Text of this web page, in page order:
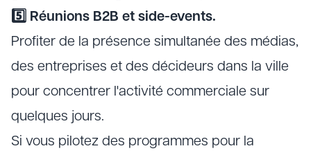
5️⃣ Réunions B2B et side-events.
Profiter de la présence simultanée des médias,
des entreprises et des décideurs dans la ville
pour concentrer l'activité commerciale sur
quelques jours.
Si vous pilotez des programmes pour la